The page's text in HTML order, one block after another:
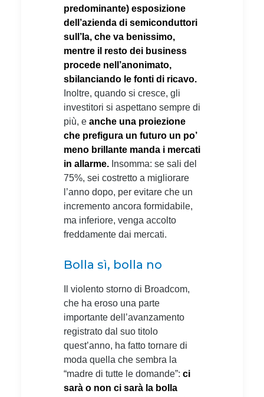
predominante) esposizione
dell’azienda di semiconduttori
sull’Ia, che va benissimo,
mentre il resto dei business
procede nell’anonimato,
sbilanciando le fonti di ricavo.
Inoltre, quando si cresce, gli
investitori si aspettano sempre di
più, e anche una proiezione
che prefigura un futuro un po’
meno brillante manda i mercati
in allarme. Insomma: se sali del
75%, sei costretto a migliorare
l’anno dopo, per evitare che un
incremento ancora formidabile,
ma inferiore, venga accolto
freddamente dai mercati.
Bolla sì, bolla no
Il violento storno di Broadcom,
che ha eroso una parte
importante dell’avanzamento
registrato dal suo titolo
quest’anno, ha fatto tornare di
moda quella che sembra la
“madre di tutte le domande”: ci
sarà o non ci sarà la bolla